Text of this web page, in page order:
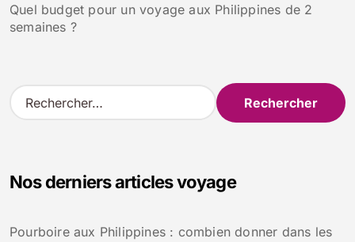
Quel budget pour un voyage aux Philippines de 2
semaines ?
R
e
r
e
Nos derniers articles voyage
Pourboire aux Philippines : combien donner dans les